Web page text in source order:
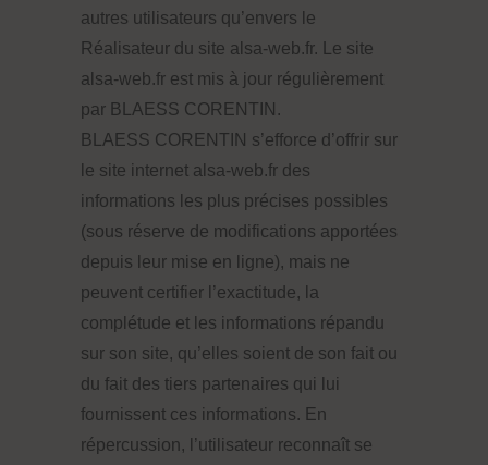
autres utilisateurs qu’envers le
Réalisateur du site alsa-web.fr. Le site
alsa-web.fr est mis à jour régulièrement
par BLAESS CORENTIN.
BLAESS CORENTIN s’efforce d’offrir sur
le site internet alsa-web.fr des
informations les plus précises possibles
(sous réserve de modifications apportées
depuis leur mise en ligne), mais ne
peuvent certifier l’exactitude, la
complétude et les informations répandu
sur son site, qu’elles soient de son fait ou
du fait des tiers partenaires qui lui
fournissent ces informations. En
répercussion, l’utilisateur reconnaît se